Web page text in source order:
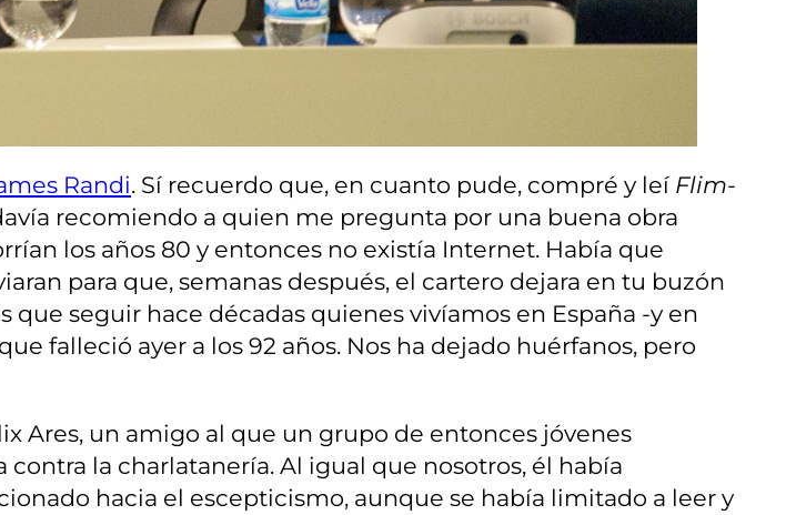
Randi. Sí recuerdo que, en cuanto pude, compré y leí Flim-
recomiendo a quien me pregunta por una buena obra
los años 80 y entonces no existía Internet. Había que
para que, semanas después, el cartero dejara en tu buzón
seguir hace décadas quienes vivíamos en España -y en
falleció ayer a los 92 años. Nos ha dejado huérfanos, pero
Ares, un amigo al que un grupo de entonces jóvenes
la charlatanería. Al igual que nosotros, él había
hacia el escepticismo, aunque se había limitado a leer y